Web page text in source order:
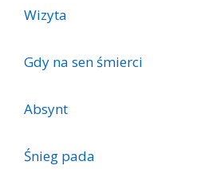
Wizyta
Gdy na sen śmierci
Absynt
Śnieg pada